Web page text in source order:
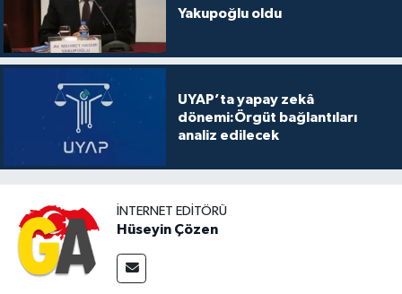
Yakupoğlu oldu
UYAP’ta yapay zekâ
dönemi:Örgüt bağlantıları
analiz edilecek
İNTERNET EDITÖRÜ
Hüseyin Çözen